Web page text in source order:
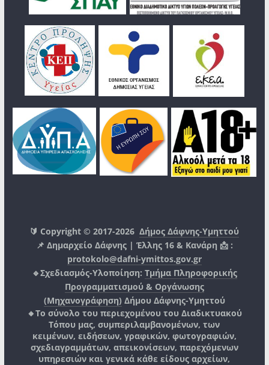
🔰 Copyright © 2017-2026Δήμος Δάφνης-Υμηττού
📌 Δημαρχείο Δάφνης | Έλλης 16 & Κανάρη 📩 :
protokolo@dafni-ymittos.gov.gr
🔹Σχεδιασμός-Υλοποίηση: Τμήμα Πληροφορικής
Προγραμματισμού & Οργάνωσης
(Μηχανογράφηση) Δήμου Δάφνης-Υμηττού
🔸Το σύνολο του περιεχομένου του Διαδικτυακού
Τόπου μας, συμπεριλαμβανομένων, των
κειμένων, ειδήσεων, γραφικών, φωτογραφιών,
σχεδιαγραμμάτων, απεικονίσεων, παρεχόμενων
υπηρεσιών και γενικά κάθε είδους αρχείων,